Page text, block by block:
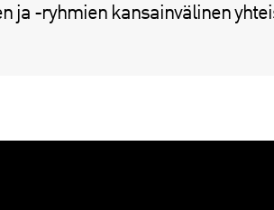
ja -ryhmien kansainvälinen